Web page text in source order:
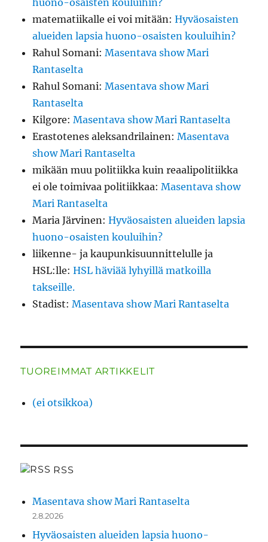
huono-osaisten kouluihin?
matematiikalle ei voi mitään:Hyväosaisten
alueiden lapsia huono-osaisten kouluihin?
Rahul Somani:Masentava show Mari
Rantaselta
Rahul Somani:Masentava show Mari
Rantaselta
Kilgore:Masentava show Mari Rantaselta
Erastotenes aleksandrilainen:Masentava
show Mari Rantaselta
mikään muu politiikka kuin reaalipolitiikka
ei ole toimivaa politiikkaa:Masentava show
Mari Rantaselta
Maria Järvinen:Hyväosaisten alueiden lapsia
huono-osaisten kouluihin?
liikenne- ja kaupunkisuunnittelulle ja
HSL:lle:HSL häviää lyhyillä matkoilla
takseille.
Stadist:Masentava show Mari Rantaselta
TUOREIMMAT ARTIKKELIT
(ei otsikkoa)
RSS
Masentava show Mari Rantaselta
2.8.2026
Hyväosaisten alueiden lapsia huono-